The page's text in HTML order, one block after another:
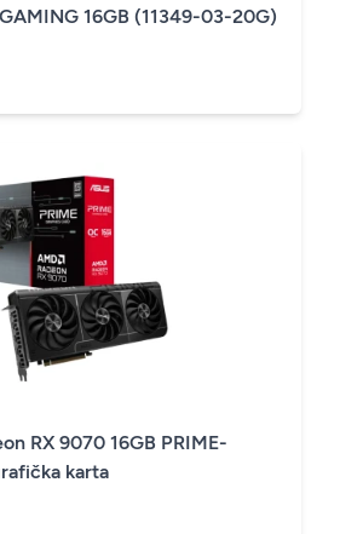
16GB (11349-03-20G)
RX 9070 16GB PRIME-
karta